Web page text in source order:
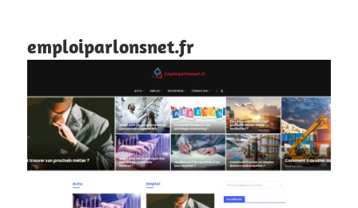
emploiparlonsnet.fr